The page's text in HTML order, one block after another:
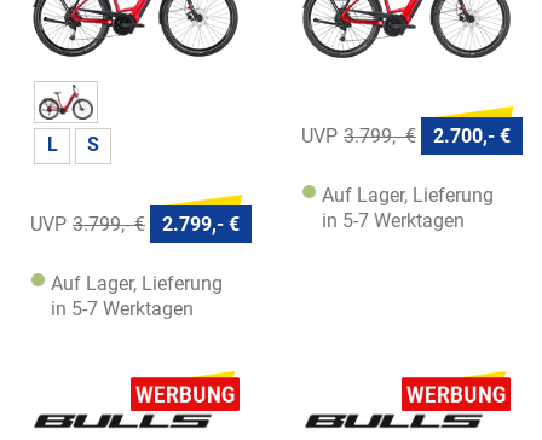
L S
3.799,- € 2.799,- €
Auf Lager, Lieferung
in 5-7 Werktagen
3.799,- € 2.700,- €
Auf Lager, Lieferung
in 5-7 Werktagen